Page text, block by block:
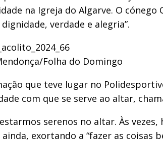
na Igreja do Algarve. O
verdade e alegria”.
Folha do Domingo
que teve lugar no
com que se serve ao altar,
serenos no altar. Às
exortando a “fazer as coisas